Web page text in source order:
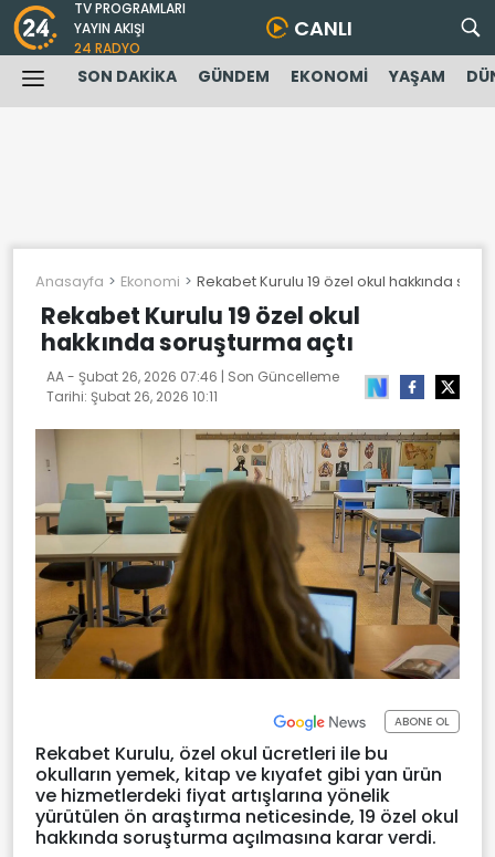
TV PROGRAMLARI
YAYIN AKIŞI
24 RADYO
CANLI
SON DAKİKA GÜNDEM EKONOMİ YAŞAM
Anasayfa Ekonomi Rekabet Kurulu 19 özel okul hakkında
Rekabet Kurulu 19 özel okul
hakkında soruşturma açtı
AA - Şubat 26, 2026 07:46 | Son Güncelleme
Tarihi: Şubat 26, 2026 10:11
ABONE OL
Rekabet Kurulu, özel okul ücretleri ile bu
okulların yemek, kitap ve kıyafet gibi yan ürün
ve hizmetlerdeki fiyat artışlarına yönelik
yürütülen ön araştırma neticesinde, 19 özel okul
hakkında soruşturma açılmasına karar verdi.